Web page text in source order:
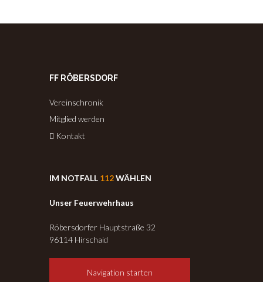
FF RÖBERSDORF
Vereinschronik
Mitglied werden
Kontakt
IM NOTFALL 112WÄHLEN
Unser Feuerwehrhaus
Röbersdorfer Hauptstraße 32
96114 Hirschaid
Navigation starten